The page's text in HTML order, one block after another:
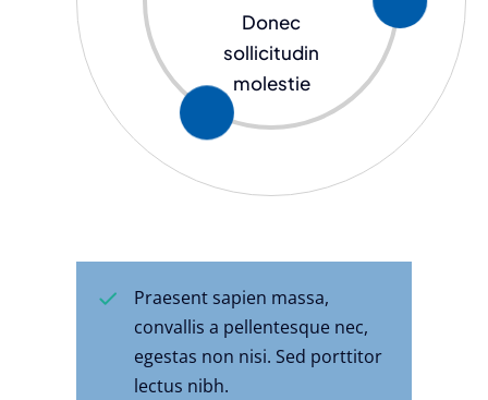
Donec
sollicitudin
molestie
Praesent sapien massa,
convallis a pellentesque nec,
egestas non nisi. Sed porttitor
lectus nibh.